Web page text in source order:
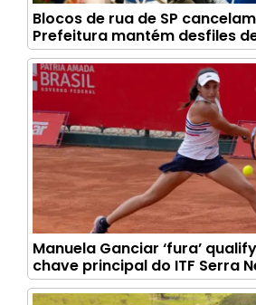
Blocos de rua de SP
Prefeitura mantém desfiles
Manuela Ganciar ‘fura’
chave principal do ITF Serra